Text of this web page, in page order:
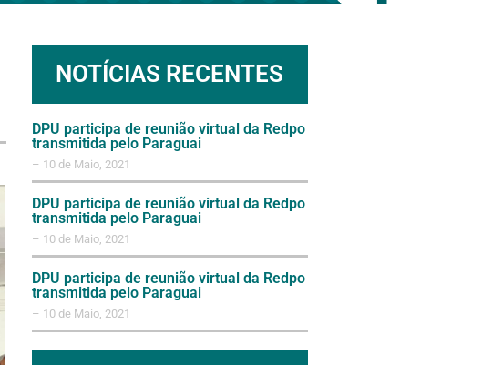
NOTÍCIAS RECENTES
DPU participa de reunião virtual da Redpo
transmitida pelo Paraguai
– 10 de Maio, 2021
DPU participa de reunião virtual da Redpo
transmitida pelo Paraguai
– 10 de Maio, 2021
DPU participa de reunião virtual da Redpo
transmitida pelo Paraguai
– 10 de Maio, 2021